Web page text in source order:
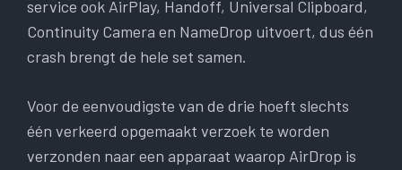
service ook AirPlay, Handoff, Universal Clipboard,
Continuity Camera en NameDrop uitvoert, dus één
crash brengt de hele set samen.
Voor de eenvoudigste van de drie hoeft slechts
één verkeerd opgemaakt verzoek te worden
verzonden naar een apparaat waarop AirDrop is